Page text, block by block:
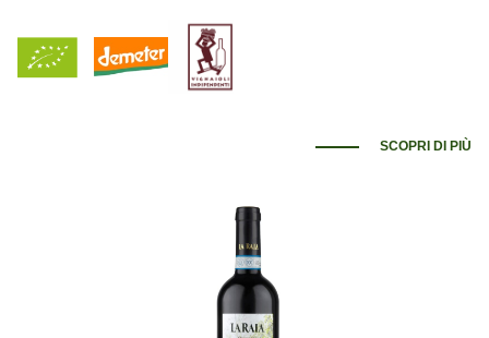
SCOPRI DI PIÙ